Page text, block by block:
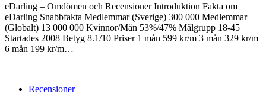
eDarling – Omdömen och Recensioner Introduktion Fakta om
eDarling Snabbfakta Medlemmar (Sverige) 300 000 Medlemmar
(Globalt) 13 000 000 Kvinnor/Män 53%/47% Målgrupp 18-45
Startades 2008 Betyg 8.1/10 Priser 1 mån 599 kr/m 3 mån 329 kr/m
6 mån 199 kr/m…
Recensioner